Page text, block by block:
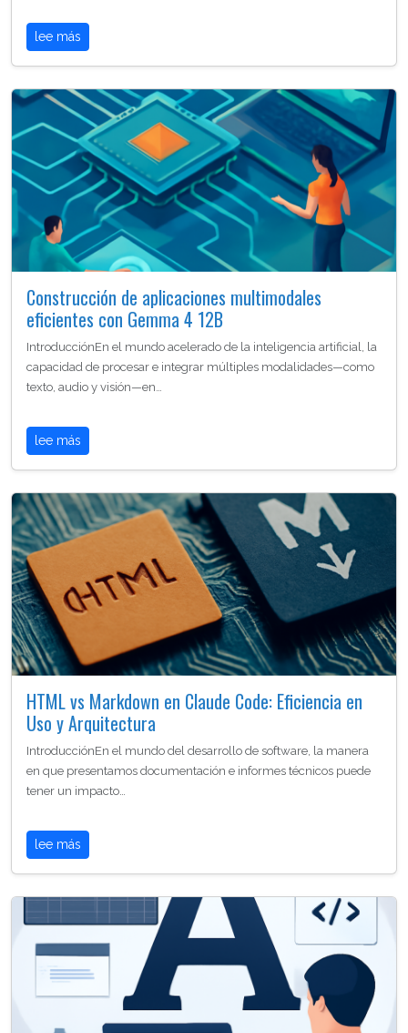
lee más
Construcción de aplicaciones multimodales
eficientes con Gemma 4 12B
IntroducciónEn el mundo acelerado de la inteligencia artificial, la
capacidad de procesar e integrar múltiples modalidades—como
texto, audio y visión—en…
lee más
HTML vs Markdown en Claude Code: Eficiencia en
Uso y Arquitectura
IntroducciónEn el mundo del desarrollo de software, la manera
en que presentamos documentación e informes técnicos puede
tener un impacto…
lee más